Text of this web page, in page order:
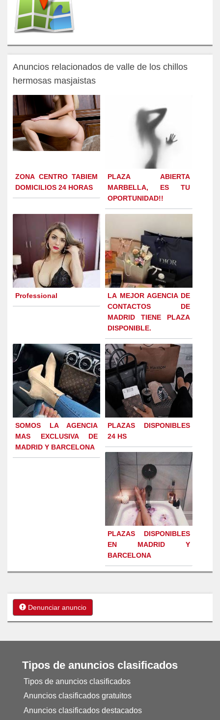
Anuncios relacionados de valle de los chillos
hermosas masjaistas
ZONA CENTRO TABIEM
DOMICILIOS 24 HORAS
PLAZA ABIERTA
MARBELLA, ES TU
OPORTUNIDAD!!
Professional
LA MEJOR AGENCIA DE
CONTACTOS DE
MADRID TIENE PLAZA
DISPONIBLE.
SOMOS LA AGENCIA
MAS EXCLUSIVA DE
MADRID Y BARCELONA
PLAZAS DISPONIBLES
24 HS
PLAZAS DISPONIBLES
EN MADRID Y
BARCELONA
Denunciar anuncio
Tipos de anuncios clasificados
Tipos de anuncios clasificados
Anuncios clasificados gratuitos
Anuncios clasificados destacados